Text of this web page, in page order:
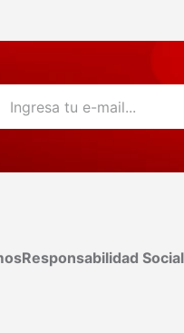
Responsabilidad Social